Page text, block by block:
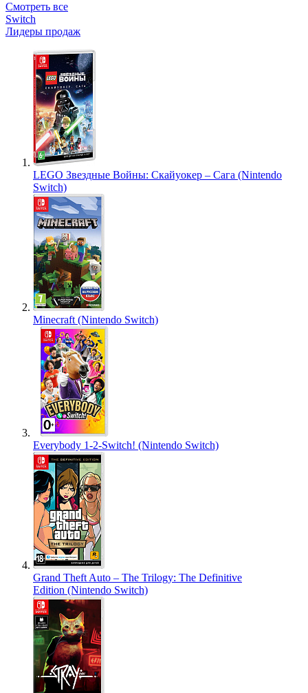
Смотреть все
Switch
Лидеры продаж
LEGO Звездные Войны: Скайуокер – Сага (Nintendo
Switch)
Minecraft (Nintendo Switch)
Everybody 1-2-Switch! (Nintendo Switch)
Grand Theft Auto – The Trilogy: The Definitive
Edition (Nintendo Switch)